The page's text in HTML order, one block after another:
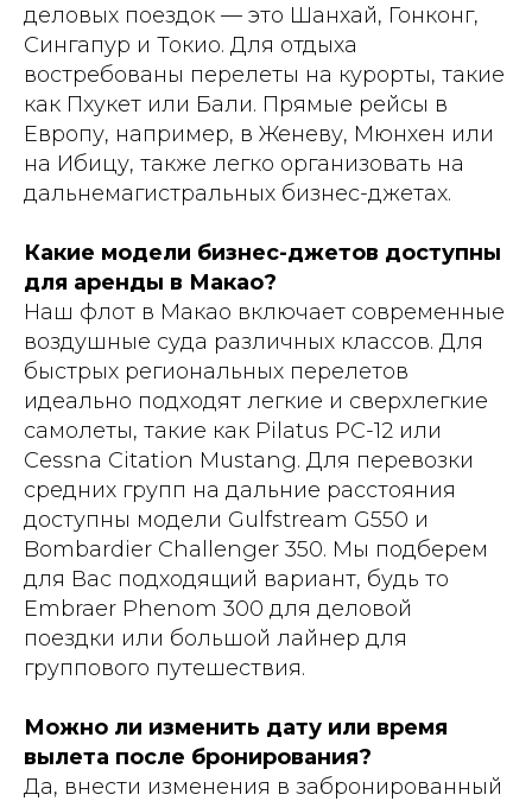
деловых поездок — это Шанхай, Гонконг,
Сингапур и Токио. Для отдыха
востребованы перелеты на курорты, такие
как Пхукет или Бали. Прямые рейсы в
Европу, например, в Женеву, Мюнхен или
на Ибицу, также легко организовать на
дальнемагистральных бизнес-джетах.
Какие модели бизнес-джетов доступны
для аренды в Макао?
Наш флот в Макао включает современные
воздушные суда различных классов. Для
быстрых региональных перелетов
идеально подходят легкие и сверхлегкие
самолеты, такие как Pilatus PC-12 или
Cessna Citation Mustang. Для перевозки
средних групп на дальние расстояния
доступны модели Gulfstream G550 и
Bombardier Challenger 350. Мы подберем
для Вас подходящий вариант, будь то
Embraer Phenom 300 для деловой
поездки или большой лайнер для
группового путешествия.
Можно ли изменить дату или время
вылета после бронирования?
Да, внести изменения в забронированный